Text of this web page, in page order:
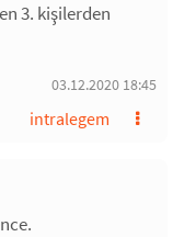
3. kişilerden
03.12.2020 18:45
intralegem